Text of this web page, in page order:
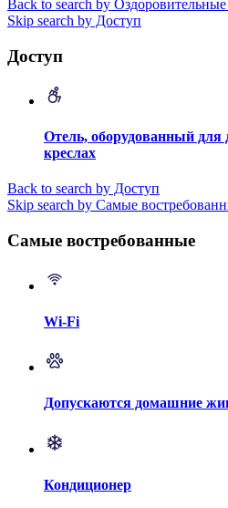
Back to search by
Skip search by Доступ
Доступ
Отель, оборудованный для
креслах
Back to search by Доступ
Skip search by Самые
Самые востребованные
Wi-Fi
Допускаются домашние
Кондиционер